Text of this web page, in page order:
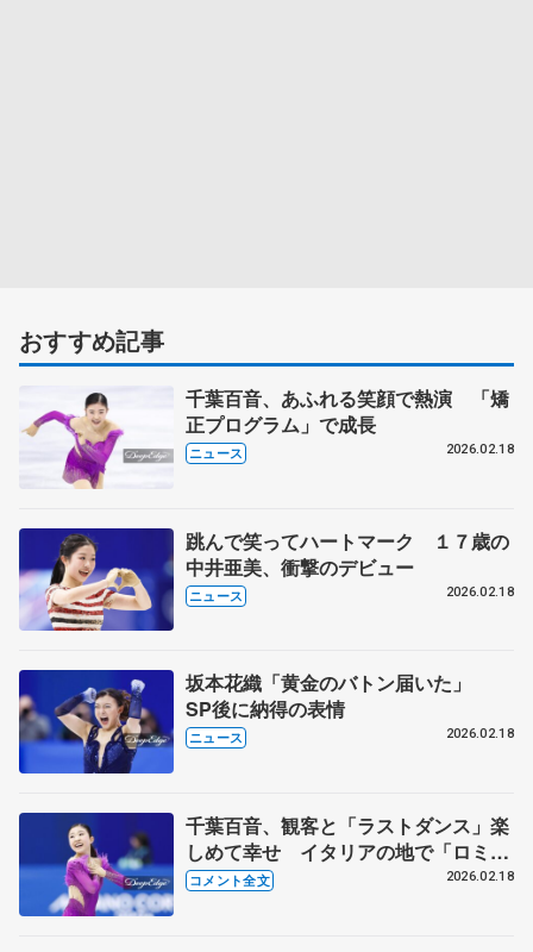
おすすめ記事
千葉百音、あふれる笑顔で熱演 「矯
正プログラム」で成長
ニュース 2026.02.18
跳んで笑ってハートマーク １７歳の
中井亜美、衝撃のデビュー
ニュース 2026.02.18
坂本花織「黄金のバトン届いた」
SP後に納得の表情
ニュース 2026.02.18
千葉百音、観客と「ラストダンス」楽
しめて幸せ イタリアの地で「ロミジ
ュリ」しっかり演じたい【ミラノ五輪
コメント全文 2026.02.18